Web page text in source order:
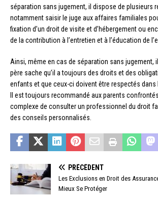
séparation sans jugement, il dispose de plusieurs
notamment saisir le juge aux affaires familiales
fixation d’un droit de visite et d’hébergement ou
de la contribution à l’entretien et à l’éducation de
Ainsi, même en cas de séparation sans jugement,
père sache qu’il a toujours des droits et des
enfants et que ceux-ci doivent être respectés dans
Il est toujours recommandé aux parents
complexe de consulter un professionnel du droit
des conseils personnalisés.
PRÉCÉDENT
Les Exclusions en Droit des
Mieux Se Protéger